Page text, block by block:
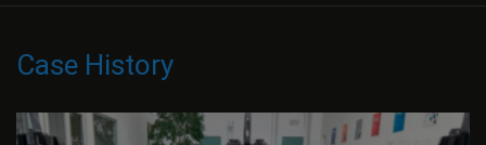
Case History